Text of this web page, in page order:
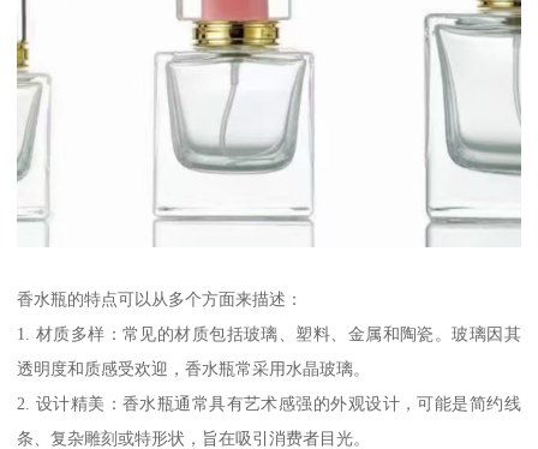
香水瓶的特点可以从多个方面来描述：
1. 材质多样：常见的材质包括玻璃、塑料、金属和陶瓷。玻璃因其
透明度和质感受欢迎，香水瓶常采用水晶玻璃。
2. 设计精美：香水瓶通常具有艺术感强的外观设计，可能是简约线
条、复杂雕刻或特形状，旨在吸引消费者目光。